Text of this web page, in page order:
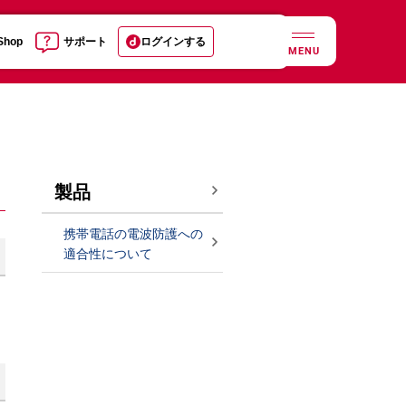
サポート ログインする
MENU
製品
携帯電話の電波防護への
適合性について